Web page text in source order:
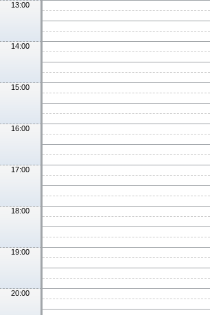
13:00
14:00
15:00
16:00
17:00
18:00
19:00
20:00